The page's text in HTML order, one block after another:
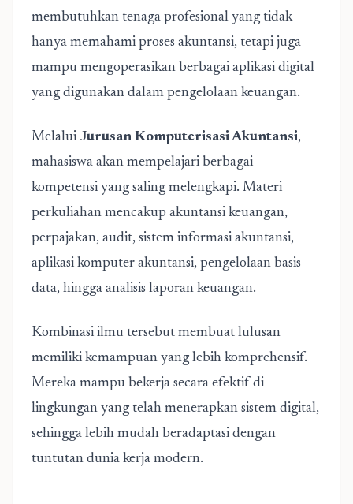
membutuhkan tenaga profesional yang tidak
hanya memahami proses akuntansi, tetapi juga
mampu mengoperasikan berbagai aplikasi digital
yang digunakan dalam pengelolaan keuangan.
Melalui Jurusan Komputerisasi Akuntansi,
mahasiswa akan mempelajari berbagai
kompetensi yang saling melengkapi. Materi
perkuliahan mencakup akuntansi keuangan,
perpajakan, audit, sistem informasi akuntansi,
aplikasi komputer akuntansi, pengelolaan basis
data, hingga analisis laporan keuangan.
Kombinasi ilmu tersebut membuat lulusan
memiliki kemampuan yang lebih komprehensif.
Mereka mampu bekerja secara efektif di
lingkungan yang telah menerapkan sistem digital,
sehingga lebih mudah beradaptasi dengan
tuntutan dunia kerja modern.